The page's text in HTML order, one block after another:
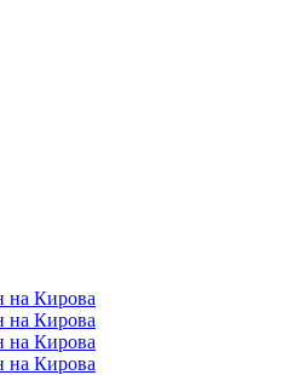
на Кирова
на Кирова
на Кирова
на Кирова